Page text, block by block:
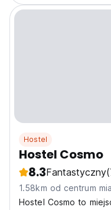
Hostel
Hostel Cosmo
8.3Fantastyczny
1.58km od centrum
Hostel Cosmo to